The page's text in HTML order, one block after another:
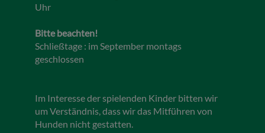
Uhr
Bitte beachten!
Schließtage : im September montags
geschlossen
Im Interesse der spielenden Kinder bitten wir
um Verständnis, dass wir das Mitführen von
Hunden nicht gestatten.